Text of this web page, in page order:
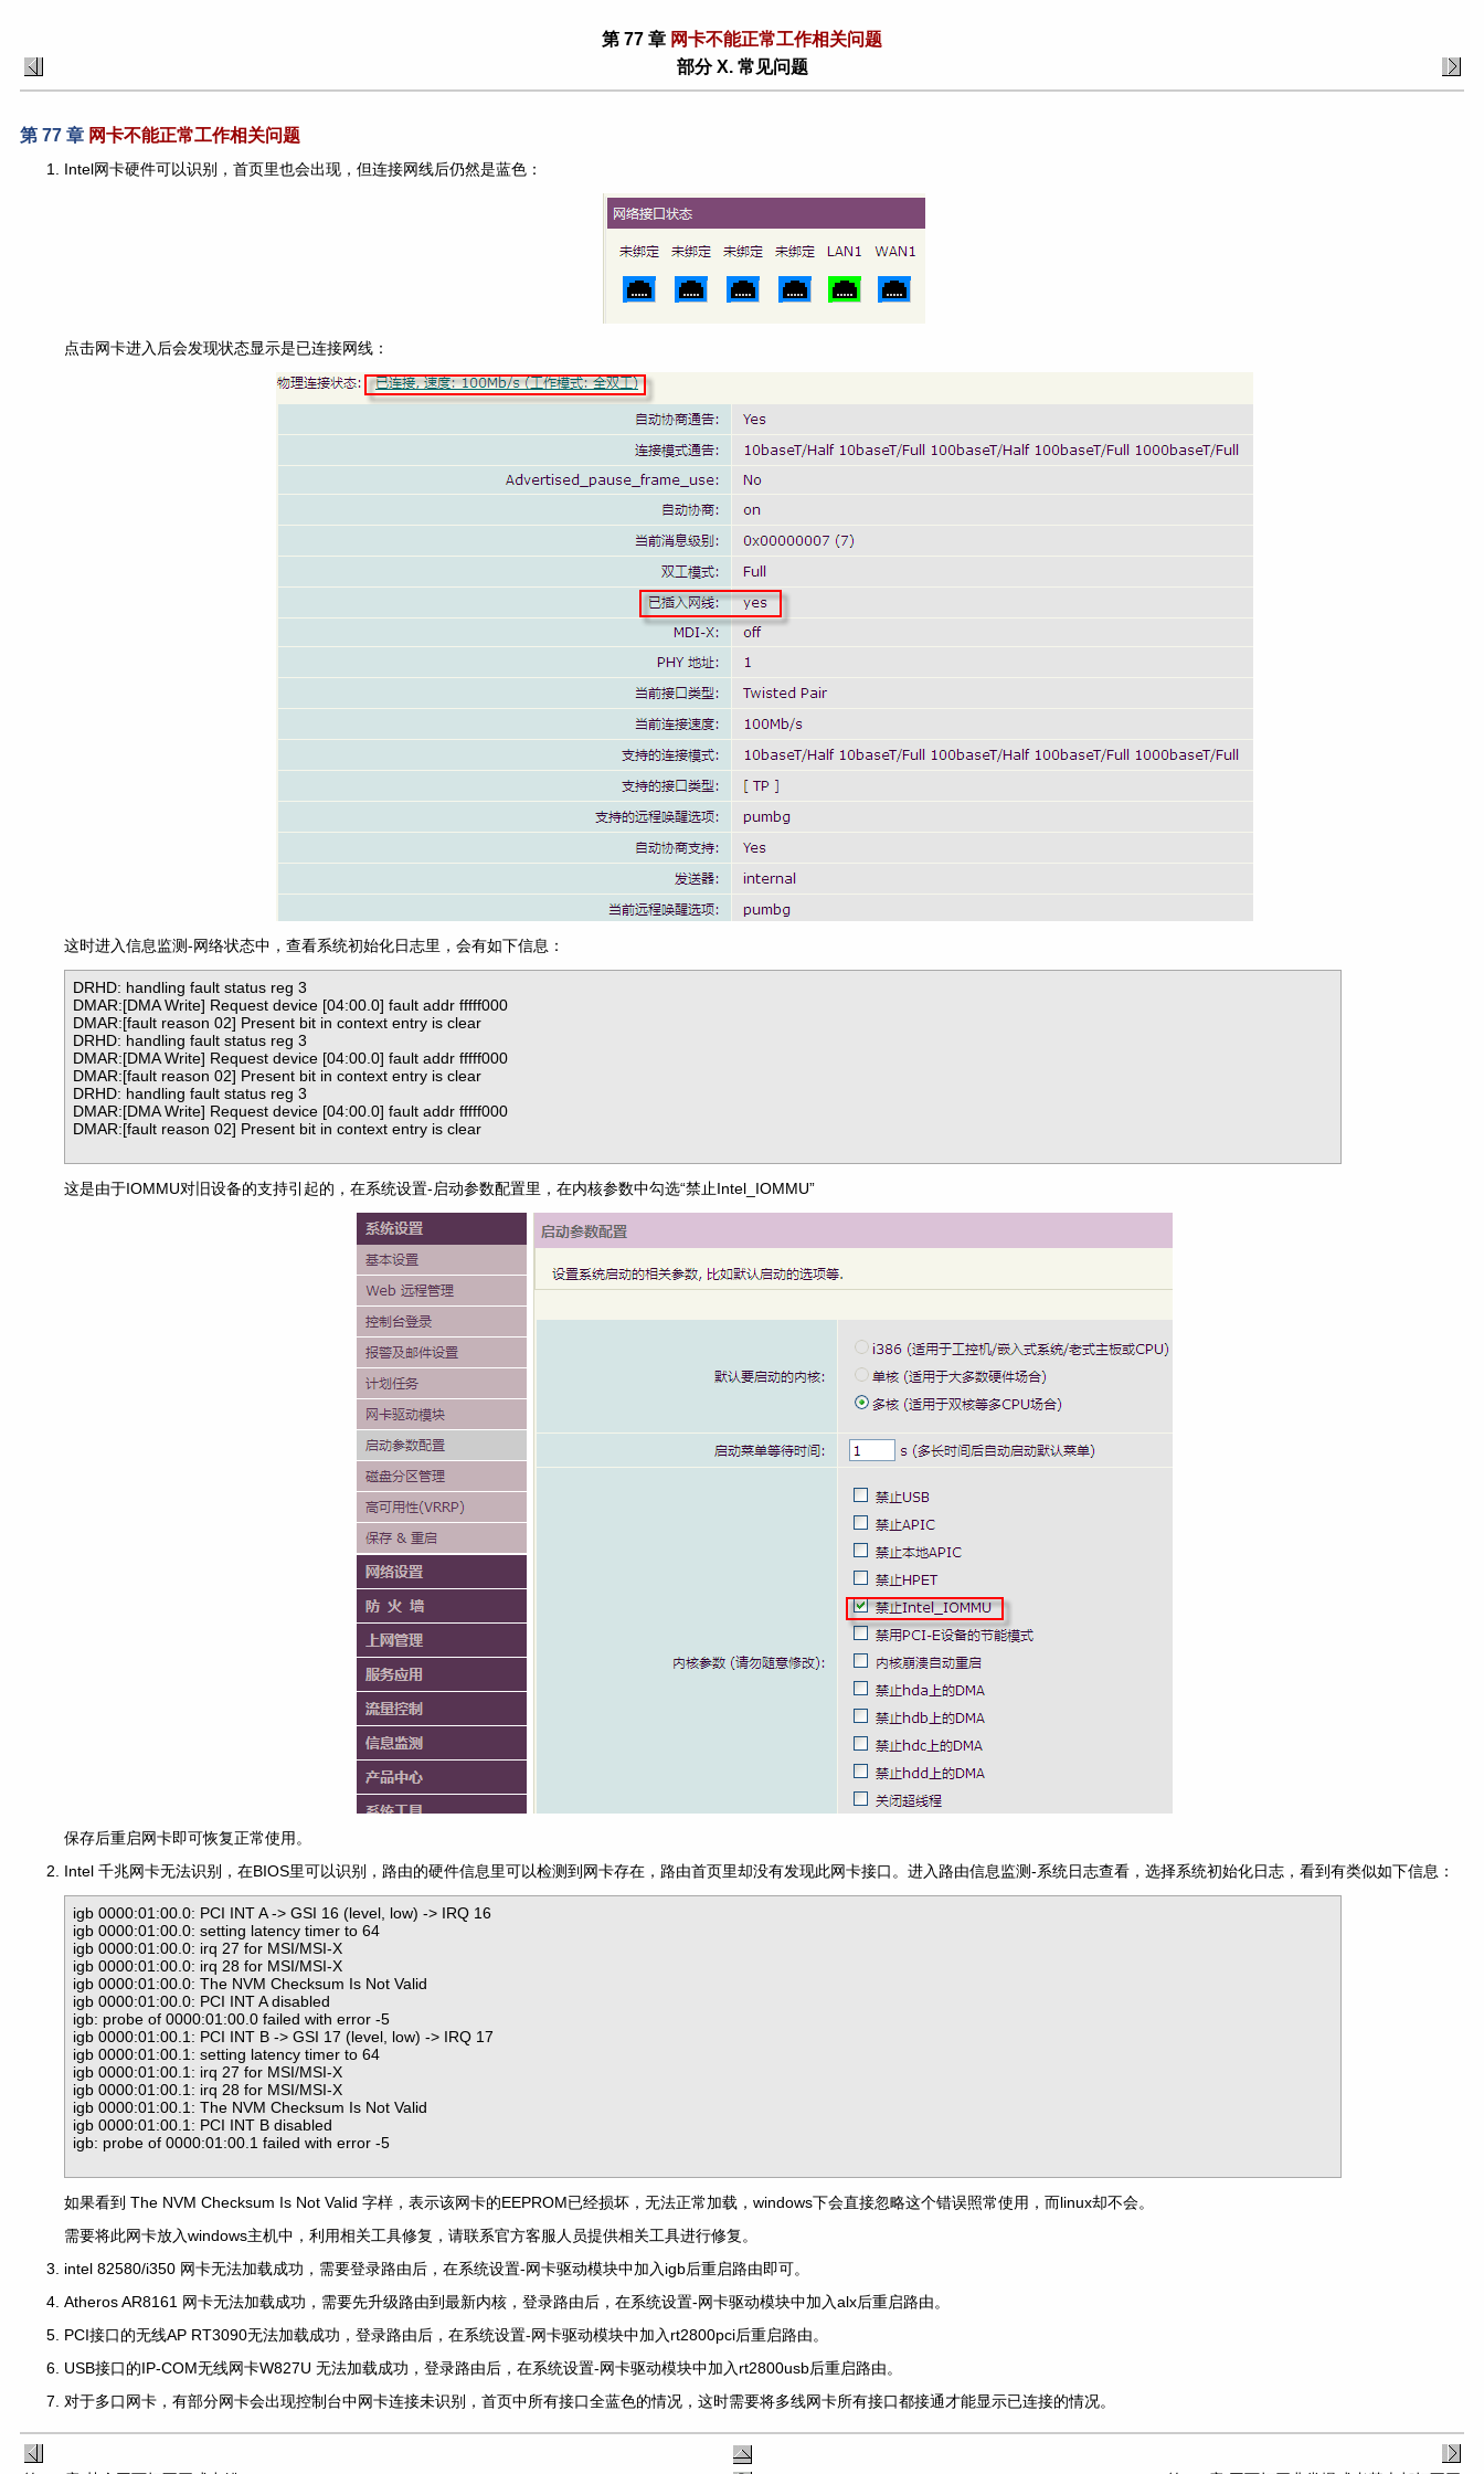
第 77 章 网卡不能正常工作相关问题
部分 X. 常见问题
第 77 章 网卡不能正常工作相关问题
Intel网卡硬件可以识别，首页里也会出现，但连接网线后仍然是蓝色：
点击网卡进入后会发现状态显示是已连接网线：
这时进入信息监测-网络状态中，查看系统初始化日志里，会有如下信息：
DRHD: handling fault status reg 3
DMAR:[DMA Write] Request device [04:00.0] fault addr fffff000
DMAR:[fault reason 02] Present bit in context entry is clear
DRHD: handling fault status reg 3
DMAR:[DMA Write] Request device [04:00.0] fault addr fffff000
DMAR:[fault reason 02] Present bit in context entry is clear
DRHD: handling fault status reg 3
DMAR:[DMA Write] Request device [04:00.0] fault addr fffff000
DMAR:[fault reason 02] Present bit in context entry is clear
这是由于IOMMU对旧设备的支持引起的，在系统设置-启动参数配置里，在内核参数中勾选“禁止Intel_IOMMU”
保存后重启网卡即可恢复正常使用。
Intel 千兆网卡无法识别，在BIOS里可以识别，路由的硬件信息里可以检测到网卡存在，路由首页里却没有发现此网卡接口。进入路由信息监测-系统日志查看，选择系统初始化日志，看到有类似如下信息：
igb 0000:01:00.0: PCI INT A -> GSI 16 (level, low) -> IRQ 16
igb 0000:01:00.0: setting latency timer to 64
igb 0000:01:00.0: irq 27 for MSI/MSI-X
igb 0000:01:00.0: irq 28 for MSI/MSI-X
igb 0000:01:00.0: The NVM Checksum Is Not Valid
igb 0000:01:00.0: PCI INT A disabled
igb: probe of 0000:01:00.0 failed with error -5
igb 0000:01:00.1: PCI INT B -> GSI 17 (level, low) -> IRQ 17
igb 0000:01:00.1: setting latency timer to 64
igb 0000:01:00.1: irq 27 for MSI/MSI-X
igb 0000:01:00.1: irq 28 for MSI/MSI-X
igb 0000:01:00.1: The NVM Checksum Is Not Valid
igb 0000:01:00.1: PCI INT B disabled
igb: probe of 0000:01:00.1 failed with error -5
如果看到 The NVM Checksum Is Not Valid 字样，表示该网卡的EEPROM已经损坏，无法正常加载，windows下会直接忽略这个错误照常使用，而linux却不会。
需要将此网卡放入windows主机中，利用相关工具修复，请联系官方客服人员提供相关工具进行修复。
intel 82580/i350 网卡无法加载成功，需要登录路由后，在系统设置-网卡驱动模块中加入igb后重启路由即可。
Atheros AR8161 网卡无法加载成功，需要先升级路由到最新内核，登录路由后，在系统设置-网卡驱动模块中加入alx后重启路由。
PCI接口的无线AP RT3090无法加载成功，登录路由后，在系统设置-网卡驱动模块中加入rt2800pci后重启路由。
USB接口的IP-COM无线网卡W827U 无法加载成功，登录路由后，在系统设置-网卡驱动模块中加入rt2800usb后重启路由。
对于多口网卡，有部分网卡会出现控制台中网卡连接未识别，首页中所有接口全蓝色的情况，这时需要将多线网卡所有接口都接通才能显示已连接的情况。